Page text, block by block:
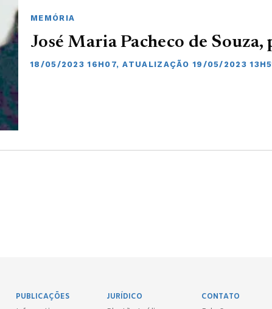
MEMÓRIA
José Maria Pacheco de Souza,
18/05/2023 16H07, ATUALIZAÇÃO 19/05/2023
PUBLICAÇÕES
JURÍDICO
CONTATO